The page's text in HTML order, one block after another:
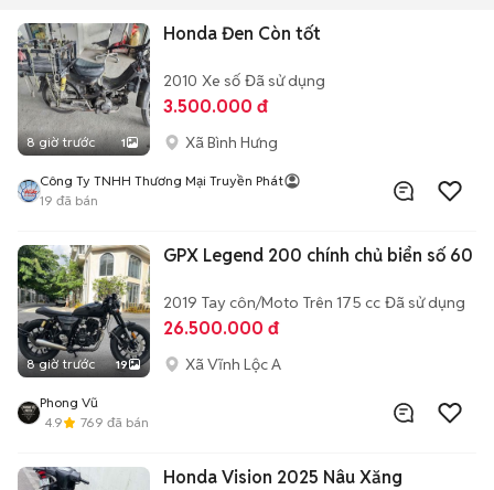
8 giờ trước 1
Honda Đen Còn tốt
2010 Xe số Đã sử dụng
3.500.000 đ
Xã Bình Hưng
Công Ty TNHH Thương Mại Truyền Phát
19 đã bán
8 giờ trước 19
GPX Legend 200 chính chủ biển số 60
2019 Tay côn/Moto Trên 175 cc Đã sử dụng
26.500.000 đ
Xã Vĩnh Lộc A
Phong Vũ
4.9
769 đã bán
Honda Vision 2025 Nâu Xăng